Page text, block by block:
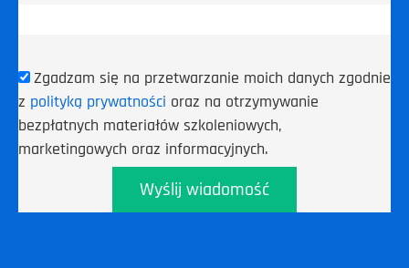
Zgadzam się na przetwarzanie moich danych zgodnie
z polityką prywatności oraz na otrzymywanie
bezpłatnych materiałów szkoleniowych,
marketingowych oraz informacyjnych.
Wyślij wiadomość